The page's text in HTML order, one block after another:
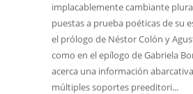
implacablemente cambiante
puestas a prueba poéticas de su
el prólogo de Néstor Colón y
como en el epílogo de Gabriela
acerca una información
múltiples soportes preeditori...